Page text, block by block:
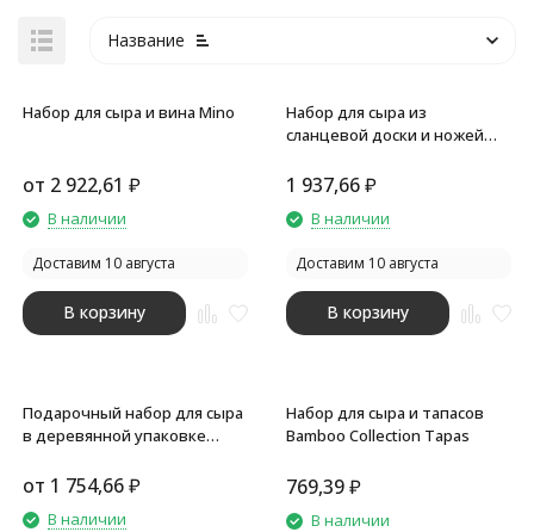
Название
Набор для сыра и вина Mino
от 2 922,61 ₽
В наличии
Доставим 10 августа
В корзину
Набор для сыра из
сланцевой доски и ножей
1 937,66₽
В наличии
Доставим 10 августа
В корзину
Подарочный набор для сыра
в деревянной упаковке
от 1 754,66₽
В наличии
Набор для сыра и тапасов
Bamboo Collection Tapas
769,39₽
В наличии